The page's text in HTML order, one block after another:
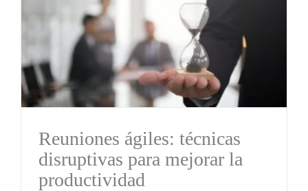
Reuniones ágiles: técnicas
disruptivas para mejorar la
productividad